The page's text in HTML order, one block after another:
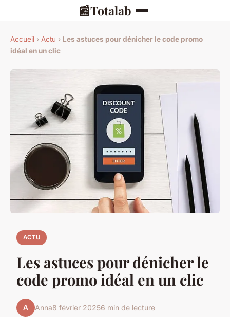
📰Totalab
Accueil › Actu › Les astuces pour dénicher le code promo
idéal en un clic
ACTU
Les astuces pour dénicher le
code promo idéal en un clic
A Anna8 février 20256 min de lecture